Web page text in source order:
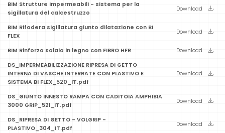
BIM Strutture impermeabili - sistema per la
sigillatura del calcestruzzo
Download
BIM Rifodera sigillatura giunto dilatazione con BI
FLEX
Download
BIM Rinforzo solaio in legno con FIBRO HFR
Download
DS_IMPERMEABILIZZAZIONE RIPRESA DI GETTO
INTERNA DI VASCHE INTERRATE CON PLASTIVO E
SISTEMA BI FLEX_520_IT.pdf
Download
DS_GIUNTO INNESTO RAMPA CON CADITOIA AMPHIBIA
3000 GRIP_521_IT.pdf
Download
DS_RIPRESA DI GETTO - VOLGRIP -
PLASTIVO_304_IT.pdf
Download